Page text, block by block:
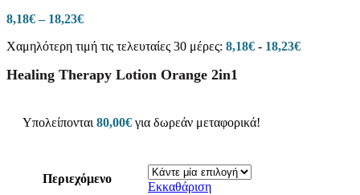
8,18€ – 18,23€Price
8,18€
18,23€
Χαμηλότερη τιμή τις τελευταίες 30 μέρες: 8,18€ - 18,23€
Healing Therapy Lotion Orange 2in1
Υπολείπονται 80,00€ για δωρεάν μεταφορικά!
Περιεχόμενο
Εκκαθάριση